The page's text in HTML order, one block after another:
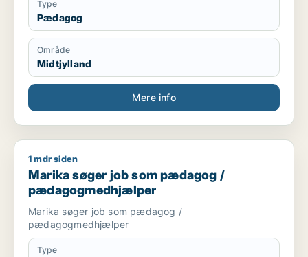
Type
Pædagog
Område
Midtjylland
Mere info
Marika søger job som pædagog / pædagogmedhjælper
1 mdr siden
Marika søger job som pædagog /
pædagogmedhjælper
Marika søger job som pædagog /
pædagogmedhjælper
Type